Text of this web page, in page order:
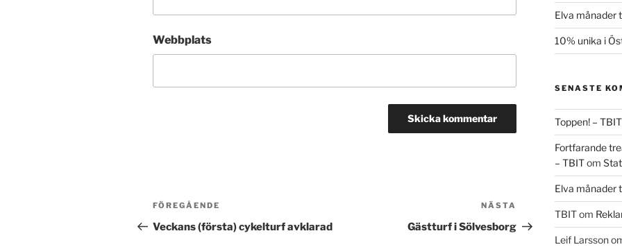
Webbplats
Post
navigation
Föregående
inlägg
FÖREGÅENDE
Veckans (första) cykelturf avklarad
inlägg
NÄSTA
Gästturf i Sölvesborg
Elva månader
10% unika i
SENASTE
Toppen! – TBIT
Fortfarande
– TBITom
Elva månader
TBITom
Leif Larsson